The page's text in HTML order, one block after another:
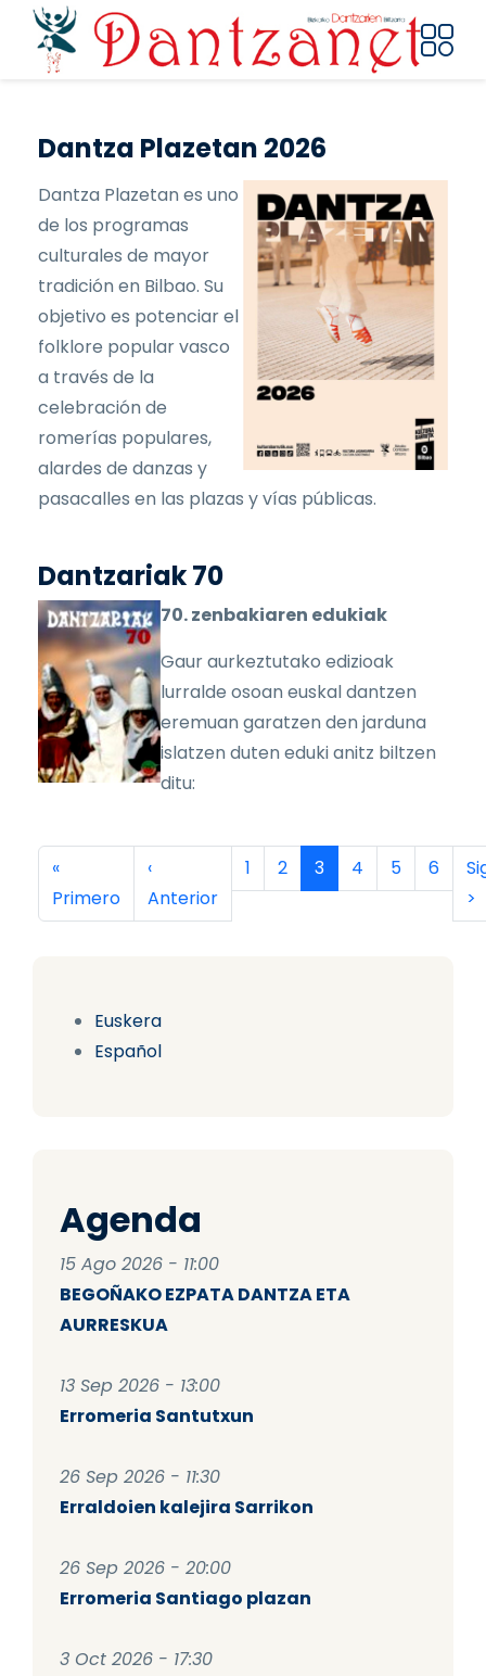
Pasar al contenido principal
Euskera
Español
Agenda
15 Ago 2026 - 11:00
BEGOÑAKO EZPATA DANTZA ETA
AURRESKUA
13 Sep 2026 - 13:00
Erromeria Santutxun
26 Sep 2026 - 11:30
Erraldoien kalejira Sarrikon
26 Sep 2026 - 20:00
Erromeria Santiago plazan
3 Oct 2026 - 17:30
Dantza Plazetan 2026
Dantza Plazetan es uno
de los programas
culturales de mayor
tradición en Bilbao. Su
objetivo es potenciar el
folklore popular vasco
a través de la
celebración de
romerías populares,
alardes de danzas y
pasacalles en las plazas y vías públicas.
Dantzariak 70
70. zenbakiaren edukiak
Gaur aurkeztutako edizioak
lurralde osoan euskal dantzen
eremuan garatzen den jarduna
islatzen duten eduki anitz biltzen
ditu:
Paginación
Primera página
«
Primero
Página anterior
‹
Anterior
Página
1 Página
2 Página actual
3 Página
4 Página
5 Página
6
>